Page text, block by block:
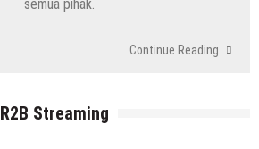
semua pihak.
Continue Reading
R2B Streaming